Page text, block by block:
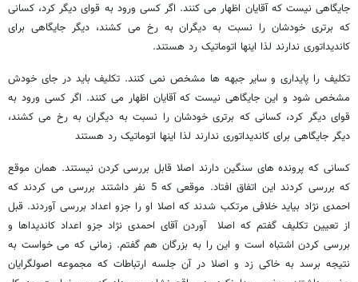
جایگاهی نیست که آقایان اظهار می کنند. اگر کسی ورود به قوای دیگر کرد، کسانی
که برتری خودشان را نسبت به دیگران به رخ می کشند، دیگر جایگاهی برای
کاندیداتوری ندارند لذا اینها اتوماتیک رد هستند.
تکلیف را پایداری و سایر جبهه ها مشخص نمی کنند. تکلیف باید در جای خودش
مشخص شود و این جایگاهی نیست که آقایان اظهار می کنند. اگر کسی ورود به
قوای دیگر کرد، کسانی که برتری خودشان را نسبت به دیگران به رخ می کشند،
دیگر جایگاهی برای کاندیداتوری ندارند لذا اینها اتوماتیک رد هستند
کسانی که پرونده های سنگین دارند اصلا قابل بررسی کردن نیستند. همان موقع
که بررسی کردند این اتفاق افتاد. موقعی که 5 نفر داشتند بررسی می کردند که
احمدی نژاد بیاید خلافی مرتکب شدند که اصلا او را جزو اعداد بررسی آوردند. قبل
از تعیین تکلیف گفتم که اصلا آوردن آقای احمدی نژاد جزو اعداد کاندیداها و
بررسی کردن اشتباه است و این را به بزرگان هم گفتم. زمانی که می خواست به
نتیجه برسد به خاکی زد و اصلا در آن جلسه ارتباطات که مجموعه اصولگرایان